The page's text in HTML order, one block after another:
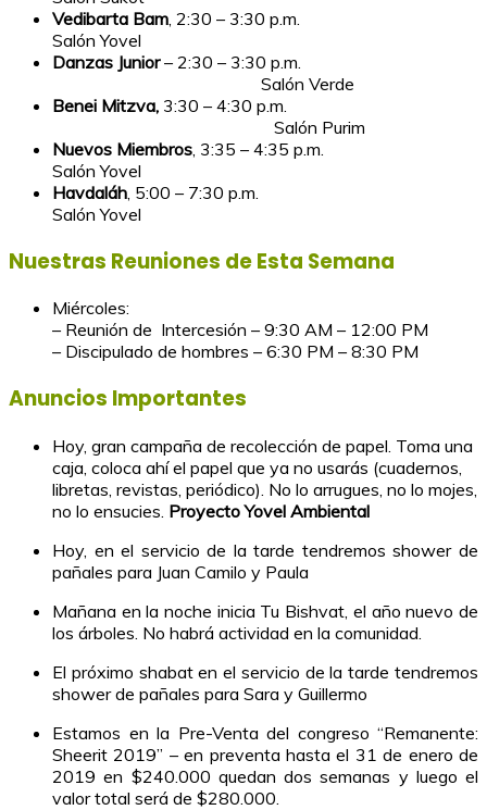
Vedibarta Bam , 2:30 – 3:30 p.m.
Salón Yovel
Danzas Junior– 2:30 – 3:30 p.m.
Salón Verde
Benei Mitzva, 3:30 – 4:30 p.m.
Salón Purim
Nuevos Miembros , 3:35 – 4:35 p.m.
Salón Yovel
Havdaláh , 5:00 – 7:30 p.m.
Salón Yovel
Nuestras Reuniones de Esta Semana
Miércoles:
– Reunión de Intercesión – 9:30 AM – 12:00 PM
– Discipulado de hombres – 6:30 PM – 8:30 PM
Anuncios Importantes
Hoy, gran campaña de recolección de papel. Toma una
caja, coloca ahí el papel que ya no usarás (cuadernos,
libretas, revistas, periódico). No lo arrugues, no lo mojes,
no lo ensucies. Proyecto Yovel Ambiental
Hoy, en el servicio de la tarde tendremos shower de
pañales para Juan Camilo y Paula
Mañana en la noche inicia Tu Bishvat, el año nuevo de
los árboles. No habrá actividad en la comunidad.
El próximo shabat en el servicio de la tarde tendremos
shower de pañales para Sara y Guillermo
Estamos en la Pre-Venta del congreso “Remanente:
Sheerit 2019” – en preventa hasta el 31 de enero de
2019 en $240.000 quedan dos semanas y luego el
valor total será de $280.000.